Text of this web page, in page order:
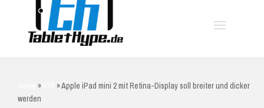
» »Apple iPad mini 2 mit Retina-Display soll breiter und dicker
werden